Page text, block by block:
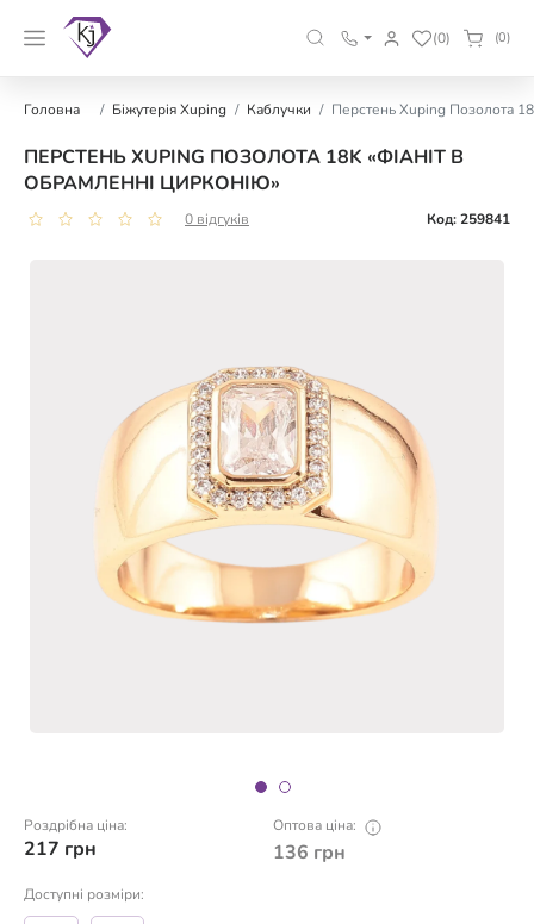
(0) (0)
Головна Біжутерія Xuping Каблучки Перстень Xuping Позолота
ПЕРСТЕНЬ XUPING ПОЗОЛОТА 18K «ФІАНІТ В
ОБРАМЛЕННІ ЦИРКОНІЮ»
0 відгуків Код: 259841
Роздрібна ціна:
217 грн
Оптова ціна:
136 грн
Доступні розміри: